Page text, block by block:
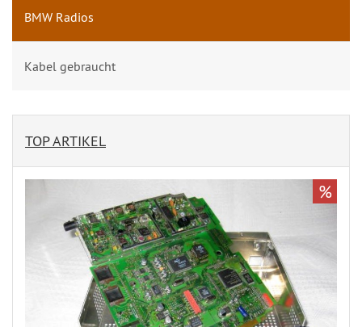
BMW Radios
Kabel gebraucht
TOP ARTIKEL
%